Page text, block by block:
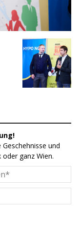
und
ganz Wien.